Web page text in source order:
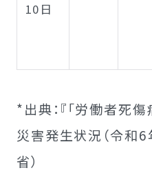
10日
*出典：『「労働者死
災害発生状況（令和6
省）